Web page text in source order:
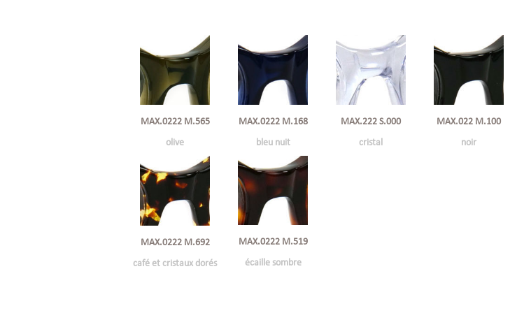
MAX.0222 M.565
olive
MAX.0222 M.168
bleu nuit
MAX.222 S.000
cristal
MAX.022 M.100
noir
MAX.0222 M.692
café et cristaux dorés
MAX.0222 M.519
écaille sombre